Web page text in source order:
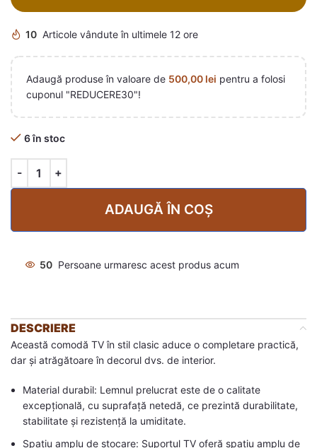
10 Articole vândute în ultimele 12 ore
Adaugă produse în valoare de 500,00 lei pentru a folosi
cuponul "REDUCERE30"!
6 în stoc
ADAUGĂ ÎN COȘ
50 Persoane urmaresc acest produs acum
DESCRIERE
Această comodă TV în stil clasic aduce o completare practică,
dar și atrăgătoare în decorul dvs. de interior.
Material durabil: Lemnul prelucrat este de o calitate
excepțională, cu suprafață netedă, ce prezintă durabilitate,
stabilitate și rezistență la umiditate.
Spațiu amplu de stocare: Suportul TV oferă spațiu amplu de